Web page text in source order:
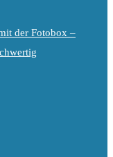
der Fotobox –